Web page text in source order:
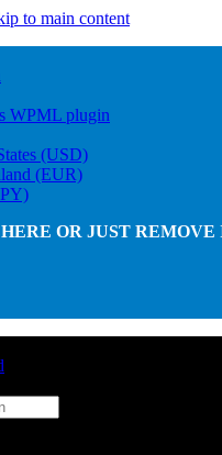
to main content
WPML plugin
(USD)
(EUR)
OR JUST